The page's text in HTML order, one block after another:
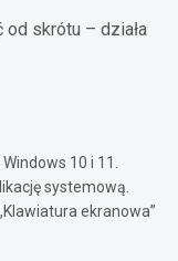
skrótu – działa
10 i 11.
systemową.
ekranowa”